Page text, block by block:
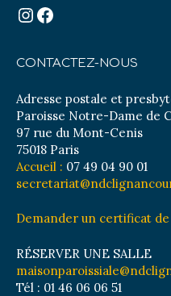
Instagram
Facebook
CONTACTEZ-NOUS
Adresse postale et
Paroisse Notre-Dame de
97 rue du Mont-Cenis
75018 Paris
Accueil : 07 49 04 90 01
Demander un certificat
RÉSERVER UNE SALLE
Tél : 01 46 06 06 51